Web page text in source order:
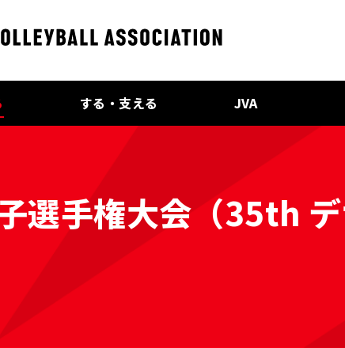
する・支える JVA
選手権大会（35th